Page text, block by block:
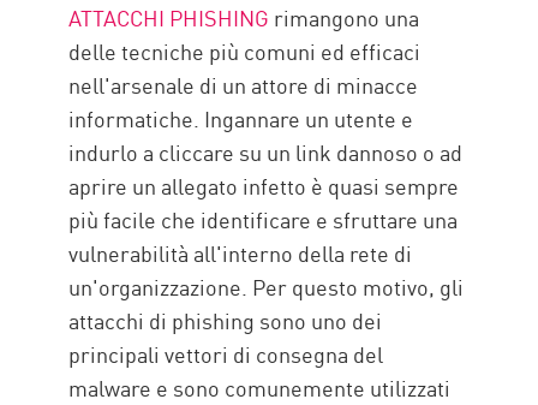
ATTACCHI PHISHING rimangono una
delle tecniche più comuni ed efficaci
nell'arsenale di un attore di minacce
informatiche. Ingannare un utente e
indurlo a cliccare su un link dannoso o ad
aprire un allegato infetto è quasi sempre
più facile che identificare e sfruttare una
vulnerabilità all'interno della rete di
un'organizzazione. Per questo motivo, gli
attacchi di phishing sono uno dei
principali vettori di consegna del
malware e sono comunemente utilizzati